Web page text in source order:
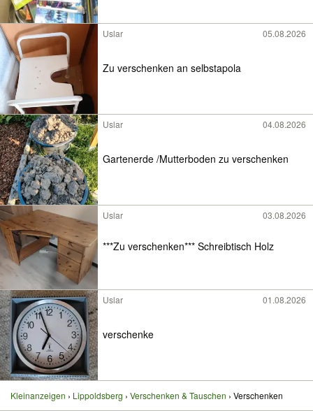
Uslar 05.08.2026
Zu verschenken an selbstapola
Uslar 04.08.2026
Gartenerde /Mutterboden zu verschenken
Uslar 03.08.2026
***Zu verschenken*** Schreibtisch Holz
Uslar 01.08.2026
verschenke
Kleinanzeigen Lippoldsberg Verschenken & Tauschen Verschenken